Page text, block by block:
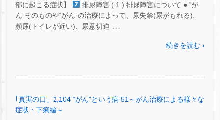
部に起こる症状】
排尿障害 ( 1 ) 排尿障害について ● ‟が
ん”そのものや‟がん”の治療によって、尿失禁(尿がもれる)、
頻尿(トイレが近い)、尿意切迫 …
続きを読む ›
｢真実の口」2,104 ‟がん”という病 51～がん治療による様々な
症状・下痢編～